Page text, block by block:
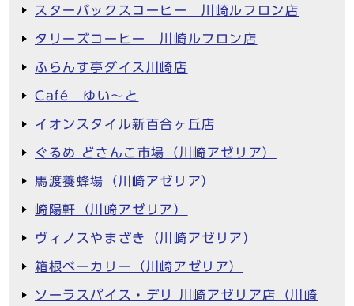
スターバックスコーヒー 川崎ルフロン店
タリーズコーヒー 川崎ルフロン店
ふらんす亭ダイス川崎店
Café ゆい～と
イオンスタイル新百合ヶ丘店
ぐるめ どさんこ市場（川崎アゼリア）
馬渡養蜂場（川崎アゼリア）
崎陽軒（川崎アゼリア）
ヴィノスやまざき（川崎アゼリア）
箱根ベーカリー（川崎アゼリア）
ソーラスパイス・デリ 川崎アゼリア店（川崎